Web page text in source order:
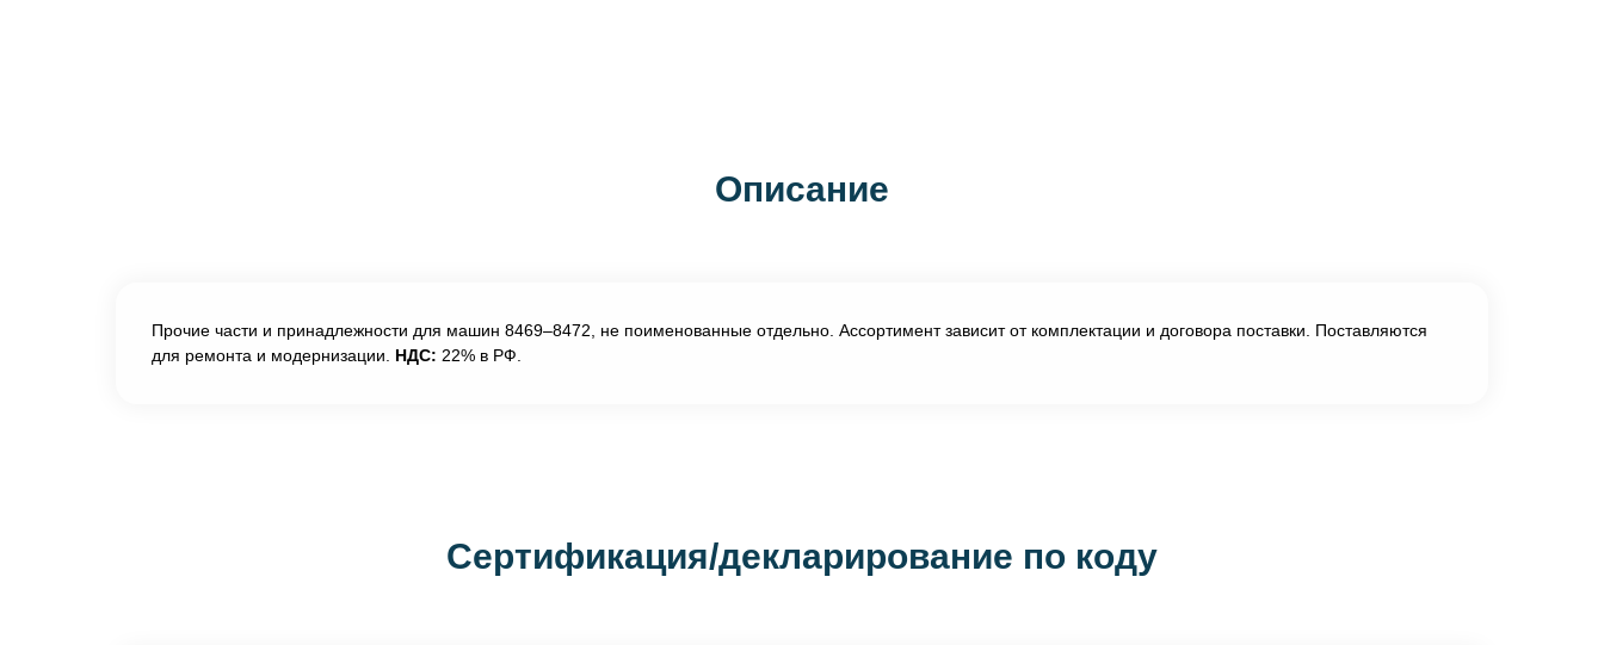
Описание
Прочие части и принадлежности для машин 8469–8472, не поименованные отдельно. Ассортимент зависит от комплектации и договора поставки. Поставляются
для ремонта и модернизации. НДС: 22% в РФ.
Сертификация/декларирование по коду